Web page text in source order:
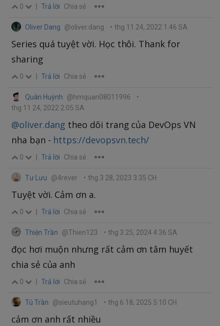
0 Trả lời Chia sẻ
Oliver Dang @oliver.dang • thg 11 24, 2022 1:46 SA
Series quá tuyệt vời. Học thôi. Thank for
sharing
0 Trả lời Chia sẻ
Quân Huỳnh @hmquan08011996
•
thg 11 24, 2022 2:05 SA
@oliver.dang theo dõi trang của DevOps VN
nha bạn - https://devopsvn.tech/
0 Trả lời Chia sẻ
Tư Lưu @4rever • thg 3 28, 2023 3:35 CH
Tuyệt vời. Cảm ơn a.
0 Trả lời Chia sẻ
Thiện Trần @Thien123 • thg 3 25, 2024 4:36 SA
đọc hơi muộn nhưng rất cảm ơn tâm huyết
chia sẻ của anh
0 Trả lời Chia sẻ
Tú Trần @sieutuhang1 • thg 6 18, 2025 5:10 CH
cảm ơn anh rất nhiều